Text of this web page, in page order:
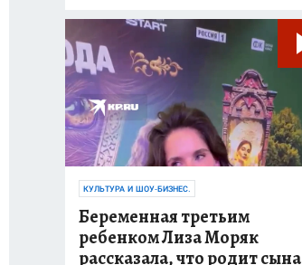
КУЛЬТУРА И ШОУ-БИЗНЕС.
Беременная третьим
ребенком Лиза Моряк
рассказала, что родит сына